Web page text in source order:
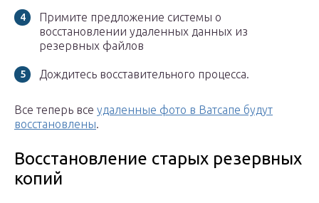
Примите предложение системы о
восстановлении удаленных данных из
резервных файлов
Дождитесь восставительного процесса.
Все теперь все удаленные фото в Ватсапе будут
восстановлены.
Восстановление старых резервных
копий